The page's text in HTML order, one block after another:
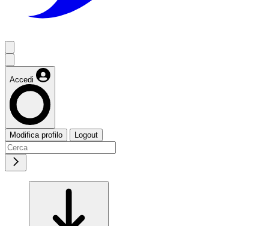
Accedi
Modifica profilo Logout